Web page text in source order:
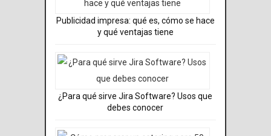
Publicidad impresa: qué es, cómo se hace
y qué ventajas tiene
¿Para qué sirve Jira Software? Usos que
debes conocer